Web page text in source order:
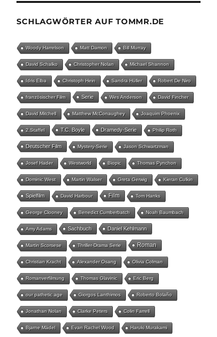
SCHLAGWÖRTER AUF TOMMR.DE
Woody Harrelson Matt Damon Bill Murray
David Schalko Christopher Nolan Michael Shannon
Idris Elba Christoph Hein Sandra Hüller Robert De Niro
französischer Film Serie Wes Anderson David Fincher
David Mitchell Matthew McConaughey Joaquim Phoenix
2.Staffel T.C. Boyle Dramedy-Serie Philip Roth
Deutscher Film Mystery-Serie Jason Schwartzman
Josef Hader Westworld Biopic Thomas Pynchon
Dominic West Martin Walser Greta Gerwig Kieran Culkin
Spielfilm David Harbour Film Tom Hanks
George Clooney Benedict Cumberbatch Noah Baumbach
Amy Adams Sachbuch Daniel Kehlmann
Martin Scorsese Thriller-Drama Serie Roman
Christian Kracht Alexander Osang Olivia Colman
Romanverfilmung Thomas Glavinic Eric Berg
our pathetic age Giorgos Lanthimos Roberto Bolaño
Jonathan Nolan Clarke Peters Colin Farrell
Bjarne Mädel Evan Rachel Wood Haruki Murakami